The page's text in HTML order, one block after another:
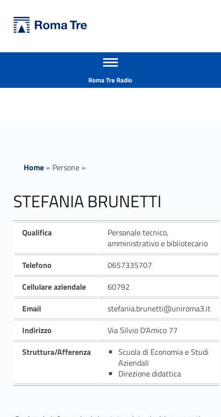
STEFANIA BRUNETTI - Università Roma Tre
Apri il menu secondario
Roma Tre Radio
Home» Persone»
STEFANIA BRUNETTI
Qualifica
Personale tecnico,
amministrativo e bibliotecario
Telefono
0657335707
Cellulare aziendale
60792
Email
stefania.brunetti@uniroma3.it
Indirizzo
Via Silvio D'Amico 77
Struttura/Afferenza
Scuola di Economia e Studi
Aziendali
Direzione didattica